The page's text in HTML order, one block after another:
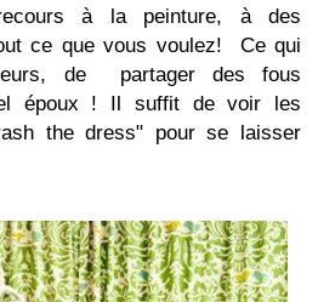
à la peinture, à des
ce que vous voulez! Ce qui
de partager des fous
époux ! Il suffit de voir les
the dress" pour se laisser